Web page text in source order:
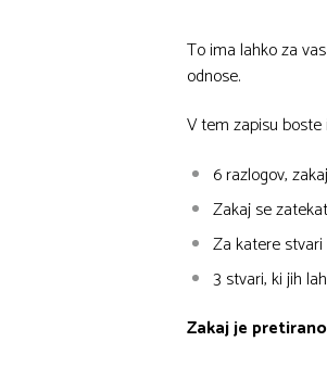
To ima lahko za
odnose.
V tem zapisu boste
6 razlogov,
Zakaj se
Za katere
3 stvari, ki jih
Zakaj je